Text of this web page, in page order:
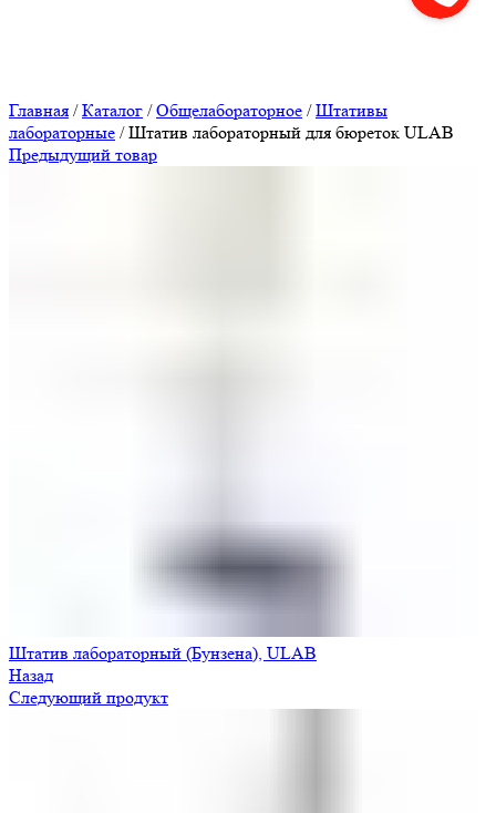
Главная /Каталог /Общелабораторное /Штативы
лабораторные /Штатив лабораторный для бюреток ULAB
Предыдущий товар
Штатив лабораторный (Бунзена), ULAB
Назад
Следующий продукт